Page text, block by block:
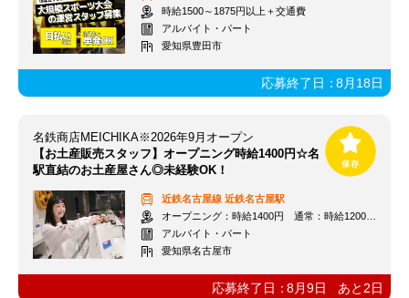
時給1500～1875円以上＋交通費
アルバイト・パート
愛知県豊田市
応募終了日：8月18日
名鉄商店MEICHIKA※2026年9月オープン
【お土産販売スタッフ】オープニング時給1400円☆名
駅直結のお土産屋さん◎未経験OK！
近鉄名古屋線 近鉄名古屋駅
オープニング：時給1400円 通常：時給1200円～＋交通費全額支給
アルバイト・パート
愛知県名古屋市
応募終了日：8月9日 あと 2日